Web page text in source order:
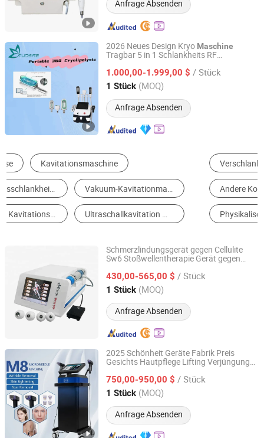
Anfrage Absenden
2026 Neues Design Kryo Maschine
Tragbar 5 in 1 Schlankheits RF
1.000,00-1.999,00 $ / Stück
1 Stück (MOQ)
Anfrage Absenden
Hebei Tuosite Import & Export Trade Co., Ltd.
Hebei, China Seit 2022
Verschlankinstrument Hautverbesserungsanlage
Andere Kosmetikinstrument Hautanalyseinstrument
Physikalische Therapie Ausrüstung Andere Persönliche Artikel
Schmerzlindungsgerät gegen Cellulite
Sw6 Stoßwellentherapie Gerät gegen
430,00-565,00 $ / Stück
1 Stück (MOQ)
Anfrage Absenden
Guangzhou allfond electronics co.,ltd
Guangdong, China Seit 2024
2025 Schönheit Geräte Fabrik Preis
Gesichts Hautpflege Lifting Verjüngung
Mikronadelmaschine
750,00-950,00 $ / Stück
1 Stück (MOQ)
Anfrage Absenden
Guangzhou Qili Technology Co., Ltd.
Guangdong, China Seit 2022